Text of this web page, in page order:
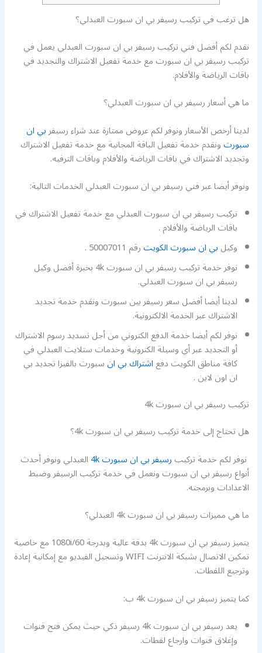
هل ترغب في تركيب رسيفر بي ان سبورت العبدلي؟
نقدم لكم أفضل فني تركيب رسيفر بي ان سبورت العبدلي يعمل في
تركيب رسيفر بي ان سبورت مع خدمة تفعيل الاشتراك والتجديد في
باقات الرياضة والأفلام.
ما هي أسعار رسيفر بي ان سبورت العبدلي؟
لدينا أرخص الأسعار ونوفر لكم عروض ممتازة عند شراء رسيفربي ان
سبورتونقدم خدمة تفعيل الباقة المجانية مع خدمة تفعيل الاشتراك
وتجديد الاشتراك في باقات الرياضة والأفلام وباقات الترفيه.
ونوفر أيضا عبر فني رسيفر بي ان سبورت العبدلي الخدمات التالية:
تركيب رسيفر بي ان سبورت العبدلي مع خدمة تفعيل الاشتراك في
باقات الرياضة والأفلام .
وكيلبي ان سبورت الكويترقم 50007011 .
نوفر خدمة تركيب رسيفر بي ان سبورت 4k بخبرة أفضل وكيل
رسيفر بي ان سبورت العبدلي.
لدينا أيضا أفضل سعر رسيفر بين سبورت ونقدم خدمة تجديد
الاشتراك عبر الخدمة الالكترونية.
نوفر لكم أيضا خدمة الدفع الكتروني من أجل تسديد رسوم الاشتراك
أو التجديد عبر أي وسيلة الكترونية وخدمات ستلايت العبدلي في
كافة مناطق الكويت دفعاشتراك بي انسبورت بالفيزا تجديد بي
ان اون لاين .
تركيب رسيفر بي ان سبورت 4k
هل تحتاج إلى خدمة تركيب رسيفر بي ان سبورت 4k؟
نوفر لكم خدمة تركيبرسيفر بي ان سبورت 4k العبدلي ونوفر أحدث
أنواع رسيفر بي ان سبورت ونعمل في خدمة تركيب الرسيفر وضبط
الاعدادات وبرمجته.
ما هي مميزات رسيفر بي ان سبورت 4k العبدلي؟
يتميز رسيفر بي ان سبورت 4k بدقة عالية وبدرجة 1080i/60 مع خاصية
تمكين الاتصال بشبكة الانترنت WIFI وتسجيل الفيديو مع إمكانية إعادة
وترجيع اللقطات.
كما يتميز رسيفر بي ان سبورت 4k ب:
يعد رسيفر بي ان سبورت 4k رسيفر ذكي حيث يمكن فتح قنوات
وإغلاق قنوات وارجاع لقطات.